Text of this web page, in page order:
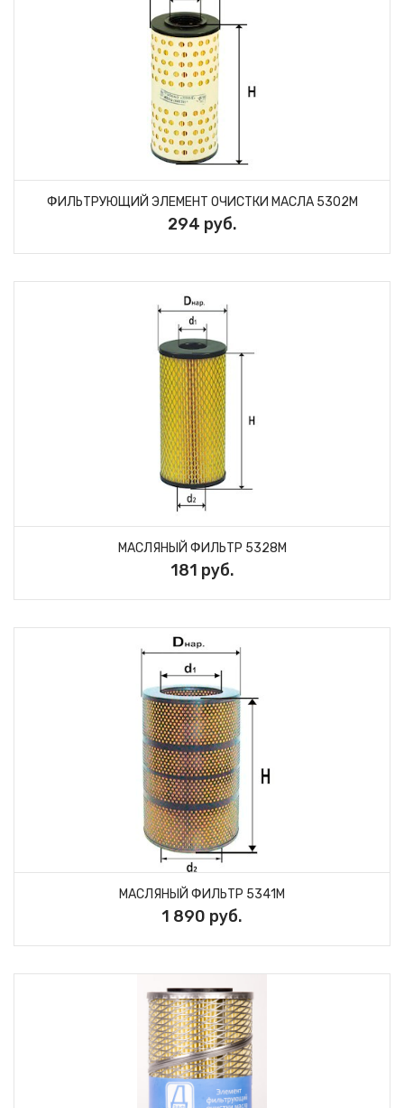
ФИЛЬТРУЮЩИЙ ЭЛЕМЕНТ ОЧИСТКИ МАСЛА 5302М
294 руб.
МАСЛЯНЫЙ ФИЛЬТР 5328M
181 руб.
МАСЛЯНЫЙ ФИЛЬТР 5341M
1 890 руб.